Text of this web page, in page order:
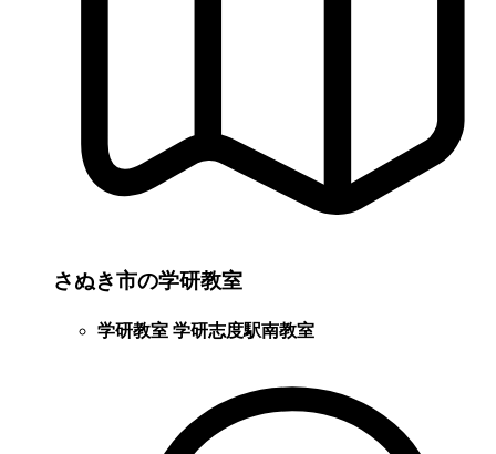
さぬき市の学研教室
学研教室 学研志度駅南教室